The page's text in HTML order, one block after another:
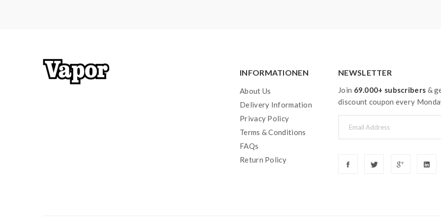
INFORMATIONEN
About Us
Delivery Information
Privacy Policy
Terms & Conditions
FAQs
Return Policy
NEWSLETTER
Join 69.000+ subscribers &
discount coupon every